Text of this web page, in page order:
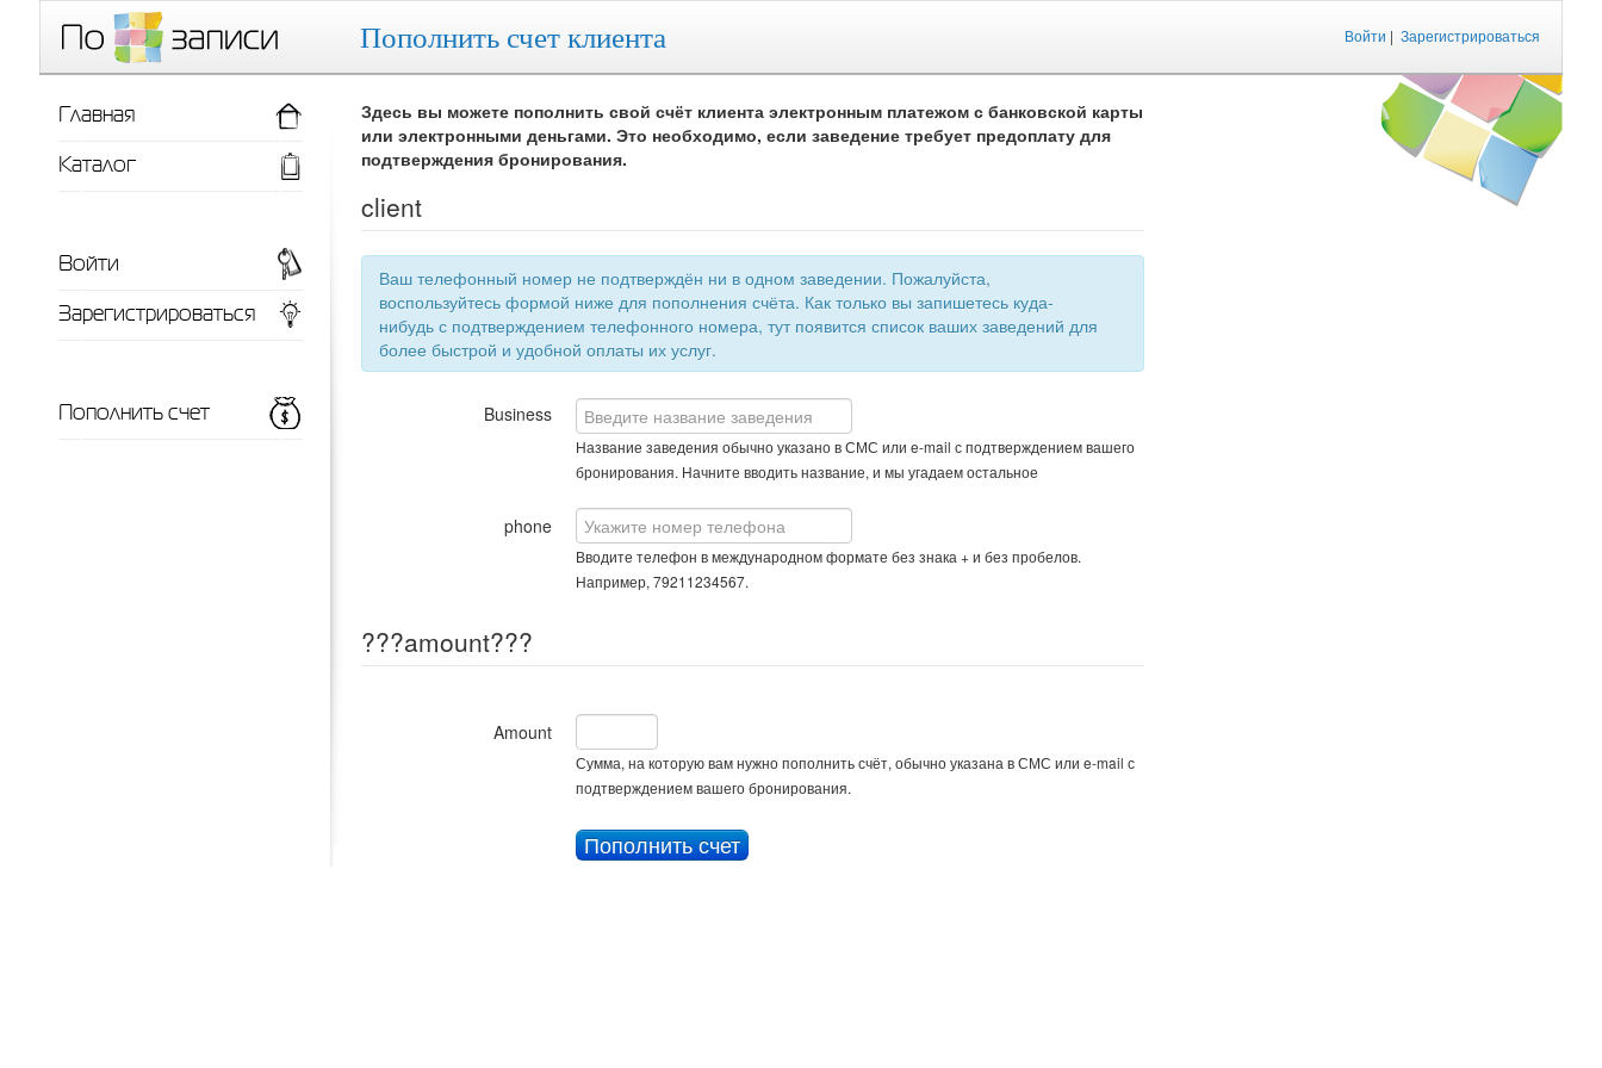
Войти | Зарегистрироваться
Пополнить счет клиента
Здесь вы можете пополнить свой счёт клиента электронным платежом с банковской карты
или электронными деньгами. Это необходимо, если заведение требует предоплату для
подтверждения бронирования.
client
Ваш телефонный номер не подтверждён ни в одном заведении. Пожалуйста,
воспользуйтесь формой ниже для пополнения счёта. Как только вы запишетесь куда-
нибудь с подтверждением телефонного номера, тут появится список ваших заведений для
более быстрой и удобной оплаты их услуг.
Business
Название заведения обычно указано в СМС или e-mail с подтверждением вашего
бронирования. Начните вводить название, и мы угадаем остальное
phone
Вводите телефон в международном формате без знака + и без пробелов.
Например, 79211234567.
???amount???
Amount
Сумма, на которую вам нужно пополнить счёт, обычно указана в СМС или e-mail с
подтверждением вашего бронирования.
Главная
Каталог
Войти
Зарегистрироваться
Пополнить счет